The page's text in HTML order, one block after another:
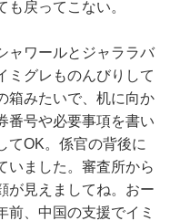
戻ってこない。
ャワールとジャララバ
ミグレものんびりして
箱みたいで、机に向か
番号や必要事項を書い
てOK。係官の背後に
いました。審査所から
が見えましてね。おー
前、中国の支援でイミ